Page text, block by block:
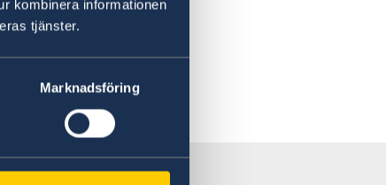
kombinera informationen
tjänster.
Marknadsföring